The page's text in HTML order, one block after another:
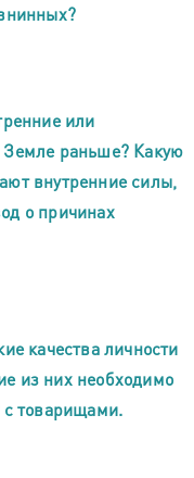
или
раньше? Какую
внутренние силы,
о причинах
качества личности
из них необходимо
с товарищами.